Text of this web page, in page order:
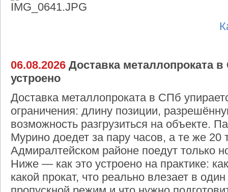
06.08.2026 Доставка металлопроката
устроено
Доставка металлопроката в СПб
ограничения: длину позиции,
возможность разгрузиться на объекте.
Мурино доедет за пару часов, а те же 20
Адмиралтейском районе поедут только
Ниже — как это устроено на практике:
какой прокат, что реально влезает в